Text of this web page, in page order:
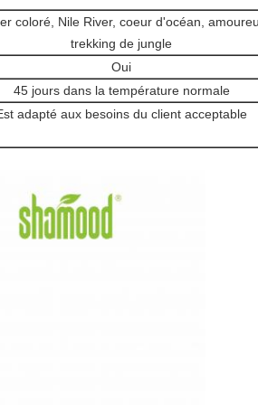
coloré, Nile River, coeur d'océan,
trekking de jungle
Oui
45 jours dans la température normale
adapté aux besoins du client acceptable